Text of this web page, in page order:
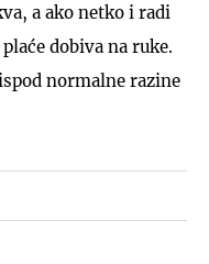
a ako netko i radi
dobiva na ruke.
normalne razine